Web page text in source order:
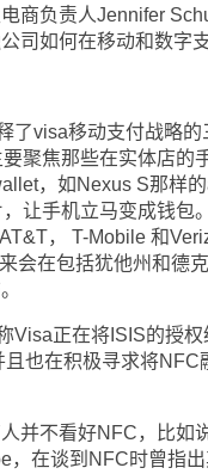
商负责人Jennifer
司如何在移动和数字
visa移动支付战略的
聚焦那些在实体店的
，如Nexus S那样
让手机立马变成钱包
， T-Mobile 和
会在包括犹他州和德
正在将ISIS的授权
且也在积极寻求将NFC
不看好NFC，比如
，在谈到NFC时曾指